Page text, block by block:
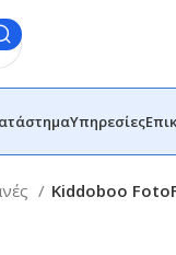
Υπηρεσίες
Kiddoboo